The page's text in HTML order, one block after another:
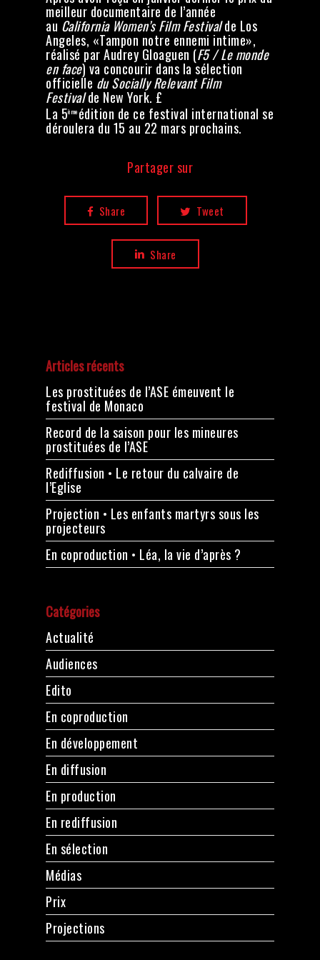
meilleur documentaire de l’année
au California Women’s Film Festivalde Los
Angeles, «Tampon notre ennemi intime»,
réalisé par Audrey Gloaguen (F5 / Le monde
en face) va concourir dans la sélection
officielle du Socially Relevant Film
Festivalde New York. £
La 5ème édition de ce festival international se
déroulera du 15 au 22 mars prochains.
Partager sur
Share Tweet
Share
Articles récents
Les prostituées de l’ASE émeuvent le
festival de Monaco
Record de la saison pour les mineures
prostituées de l’ASE
Rediffusion • Le retour du calvaire de
l’Eglise
Projection • Les enfants martyrs sous les
projecteurs
En coproduction • Léa, la vie d’après ?
Catégories
Actualité
Audiences
Edito
En coproduction
En développement
En diffusion
En production
En rediffusion
En sélection
Médias
Prix
Projections